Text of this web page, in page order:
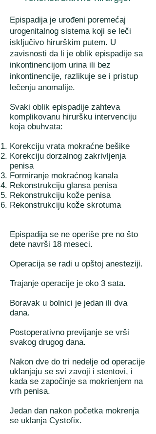
Epispadija je urođeni poremećaj
urogenitalnog sistema koji se leči
isključivo hirurškim putem. U
zavisnosti da li je oblik epispadije sa
inkontinencijom urina ili bez
inkontinencije, razlikuje se i pristup
lečenju anomalije.
Svaki oblik epispadije zahteva
komplikovanu hiruršku intervenciju
koja obuhvata:
Korekciju vrata mokraćne bešike
Korekciju dorzalnog zakrivljenja
penisa
Formiranje mokraćnog kanala
Rekonstrukciju glansa penisa
Rekonstrukciju kože penisa
Rekonstrukciju kože skrotuma
Epispadija se ne operiše pre no što
dete navrši 18 meseci.
Operacija se radi u opštoj anesteziji.
Trajanje operacije je oko 3 sata.
Boravak u bolnici je jedan ili dva
dana.
Postoperativno previjanje se vrši
svakog drugog dana.
Nakon dve do tri nedelje od operacije
uklanjaju se svi zavoji i stentovi, i
kada se započinje sa mokrienjem na
vrh penisa.
Jedan dan nakon početka mokrenja
se uklanja Cystofix.